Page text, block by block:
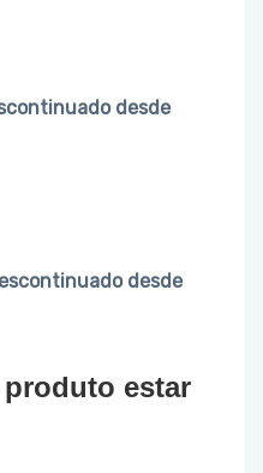
desde
desde
estar